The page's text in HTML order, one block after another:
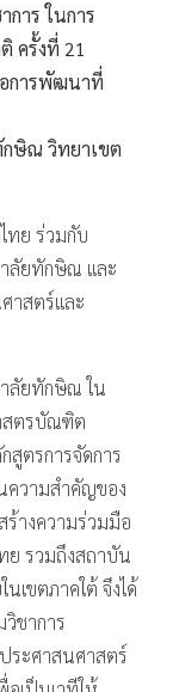
การ ในการ
ครั้งที่ 21
การพัฒนาที่
ษิณ วิทยาเขต
ทย ร่วมกับ
ลัยทักษิณ และ
าสตร์และ
ลัยทักษิณ ใน
สตรบัณฑิต
ตรการจัดการ
ความสำคัญของ
ร้างความร่วมมือ
ย รวมถึงสถาบัน
เขตภาคใต้ จึงได้
ชาการ
ระศาสนศาสตร์